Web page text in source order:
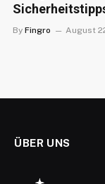
By Fingro August
ÜBER UNS